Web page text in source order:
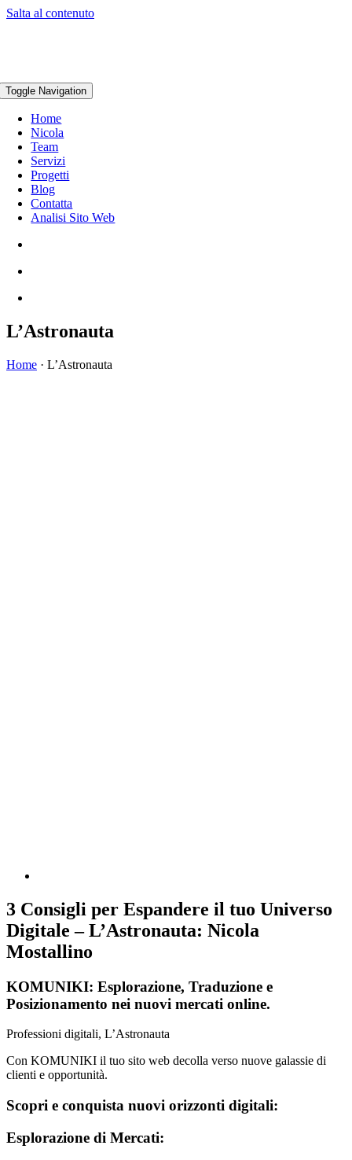
Salta al contenuto
Toggle Navigation
Home
Nicola
Team
Servizi
Progetti
Blog
Contatta
Analisi Sito Web
L’Astronauta
Home · L’Astronauta
3 Consigli per Espandere il tuo Universo
Digitale – L’Astronauta: Nicola
Mostallino
KOMUNIKI: Esplorazione, Traduzione e
Posizionamento nei nuovi mercati online.
Professioni digitali, L’Astronauta
Con KOMUNIKI il tuo sito web decolla verso nuove galassie di
clienti e opportunità.
Scopri e conquista nuovi orizzonti digitali:
Esplorazione di Mercati: